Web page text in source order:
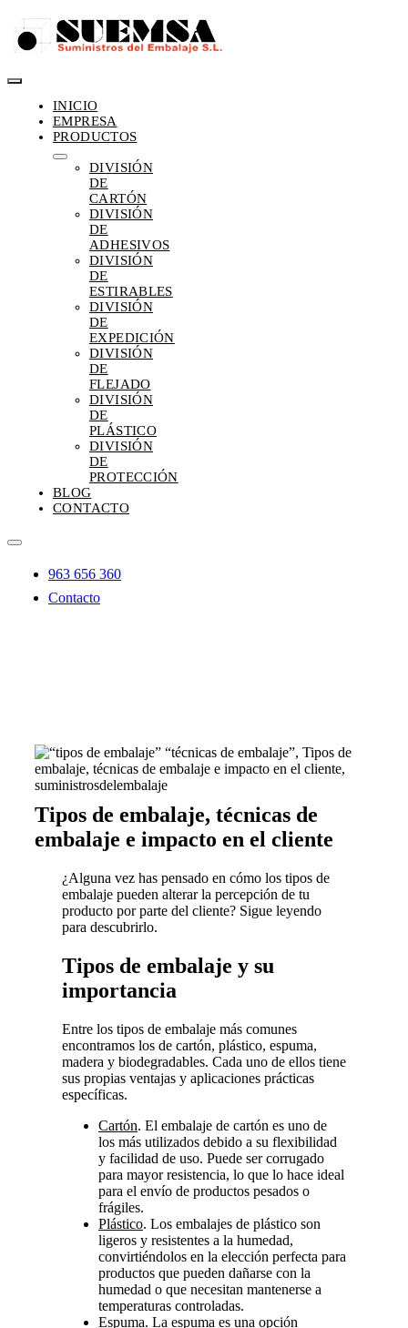
al
contenido
Toggle
Navigation
INICIO
EMPRESA
PRODUCTOS
DIVISIÓN
DE
CARTÓN
DIVISIÓN
DE
ADHESIVOS
DIVISIÓN
DE
ESTIRABLES
DIVISIÓN
DE
EXPEDICIÓN
DIVISIÓN
DE
FLEJADO
DIVISIÓN
DE
PLÁSTICO
DIVISIÓN
DE
PROTECCIÓN
BLOG
CONTACTO
Toggle
963 656 360
Contacto
Tipos de embalaje, técnicas de
embalaje e impacto en el cliente
¿Alguna vez has pensado en cómo los tipos de
embalaje pueden alterar la percepción de tu
producto por parte del cliente? Sigue leyendo
para descubrirlo.
Tipos de embalaje y su
importancia
Entre los tipos de embalaje más comunes
encontramos los de cartón, plástico, espuma,
madera y biodegradables. Cada uno de ellos tiene
sus propias ventajas y aplicaciones prácticas
específicas.
Cartón. El embalaje de cartón es uno de
los más utilizados debido a su flexibilidad
y facilidad de uso. Puede ser corrugado
para mayor resistencia, lo que lo hace ideal
para el envío de productos pesados o
frágiles.
Plástico. Los embalajes de plástico son
ligeros y resistentes a la humedad,
convirtiéndolos en la elección perfecta para
productos que pueden dañarse con la
humedad o que necesitan mantenerse a
temperaturas controladas.
Espuma. La espuma es una opción